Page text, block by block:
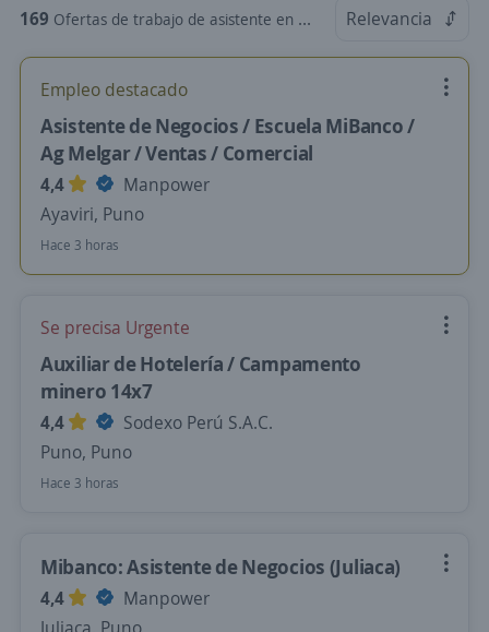
169 Ofertas de trabajo de asistente en Puno Relevancia
Empleo destacado
Asistente de Negocios / Escuela MiBanco /
Ag Melgar / Ventas / Comercial
4,4
Manpower
Ayaviri, Puno
Hace 3 horas
Se precisa Urgente
Auxiliar de Hotelería / Campamento
minero 14x7
4,4
Sodexo Perú S.A.C.
Puno, Puno
Hace 3 horas
Mibanco: Asistente de Negocios (Juliaca)
4,4
Manpower